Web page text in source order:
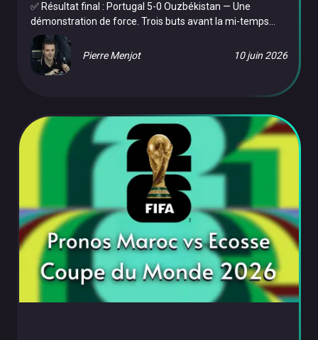
✅ Résultat final : Portugal 5-0 Ouzbékistan — Une
démonstration de force. Trois buts avant la mi-temps
(6e, 17e, 39e), un quatrième à la 60e, un cinquième à la
87e. Le Portugal envoie un message fort à tout le tournoi
et se qualifie brillamment pour les huitièmes de finale.
affronté l'Ouzbékistan le mardi 23 juin 2026 au NRG
Pierre Menjot 10 juin 2026